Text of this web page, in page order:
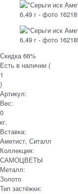
Скидка 66%
Есть в наличии (
1
)
Артикул:
Вес:
0
кг.
Вставка:
Аметист, Ситалл
Коллекция:
САМОЦВЕТЫ
Металл:
Золото
Тип застёжки: